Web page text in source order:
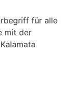
für alle
mit der